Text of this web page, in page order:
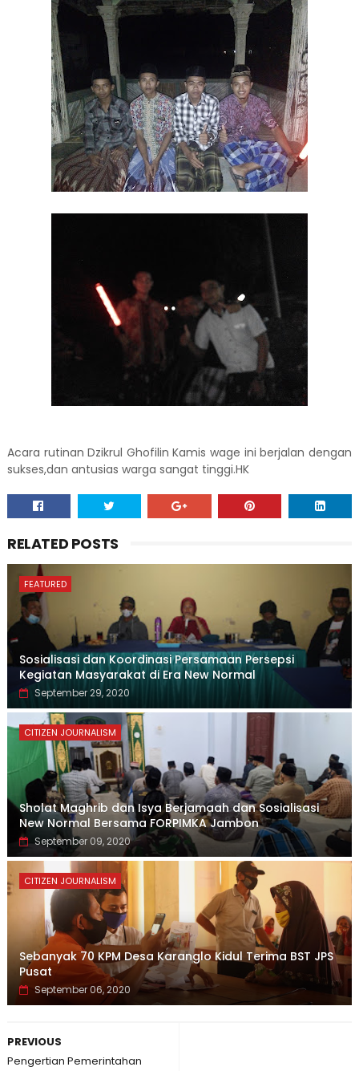
Acara rutinan Dzikrul Ghofilin Kamis wage ini berjalan dengan
sukses,dan antusias warga sangat tinggi.HK
RELATED POSTS
FEATURED
Sosialisasi dan Koordinasi Persamaan Persepsi
Kegiatan Masyarakat di Era New Normal
September 29, 2020
CITIZEN JOURNALISM
Sholat Maghrib dan Isya Berjamaah dan Sosialisasi
New Normal Bersama FORPIMKA Jambon
September 09, 2020
CITIZEN JOURNALISM
Sebanyak 70 KPM Desa Karanglo Kidul Terima BST JPS
Pusat
September 06, 2020
PREVIOUS
Pengertian Pemerintahan